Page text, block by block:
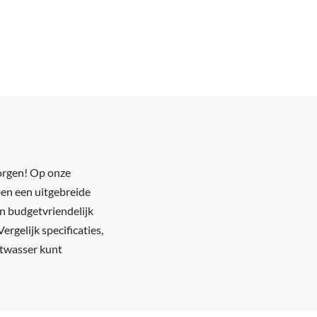
Op onze
een uitgebreide
budgetvriendelijk
specificaties,
kunt